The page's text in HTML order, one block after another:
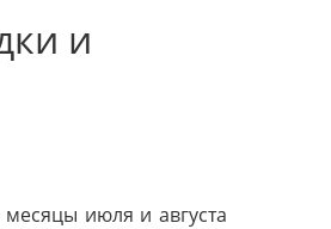
и
июля и августа